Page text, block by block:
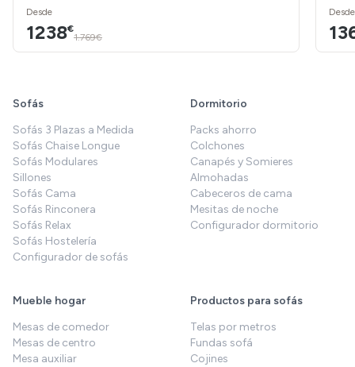
Desde
1238€
1.769€
Desde
Sofás
Sofás 3 Plazas a Medida
Sofás Chaise Longue
Sofás Modulares
Sillones
Sofás Cama
Sofás Rinconera
Sofás Relax
Sofás Hostelería
Configurador de sofás
Dormitorio
Packs ahorro
Colchones
Canapés y Somieres
Almohadas
Cabeceros de cama
Mesitas de noche
Configurador dormitorio
Mueble hogar
Mesas de comedor
Mesas de centro
Mesa auxiliar
Productos para sofás
Telas por metros
Fundas sofá
Cojines